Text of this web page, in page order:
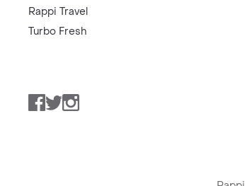
Rappi Travel
Turbo Fresh
Facebook
TwitterInstagram